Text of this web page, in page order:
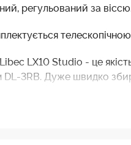
регульований за
LX10 Studio - це
DL-3RB. Дуже швидко
алюмінієвий